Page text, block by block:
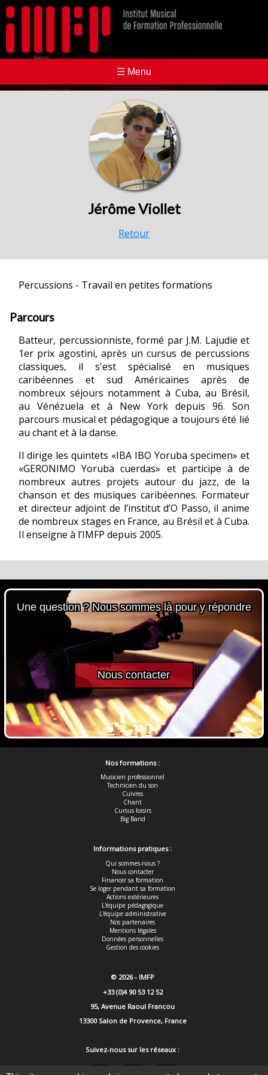
☰ Menu
Jérôme Viollet
Retour
Percussions - Travail en petites formations
Parcours
Batteur, percussionniste, formé par J.M. Lajudie et
1er prix agostini, après un cursus de percussions
classiques, il s'est spécialisé en musiques
caribéennes et sud Américaines après de
nombreux séjours notamment à Cuba, au Brésil,
au Vénézuela et à New York depuis 96. Son
parcours musical et pédagogique a toujours été lié
au chant et à la danse.
Il dirige les quintets «IBA IBO Yoruba specimen» et
«GERONIMO Yoruba cuerdas» et participe à de
nombreux autres projets autour du jazz, de la
chanson et des musiques caribéennes. Formateur
et directeur adjoint de l’institut d’O Passo, il anime
de nombreux stages en France, au Brésil et à Cuba.
Il enseigne à l’IMFP depuis 2005.
Une question ? Nous sommes là pour y répondre
Nous contacter
Nos formations :
Musicien professionnel
Technicien du son
Cuivres
Chant
Cursus loisirs
Big Band
Informations pratiques :
Qui sommes-nous ?
Nous contacter
Financer sa formation
Se loger pendant sa formation
Actions extérieures
L'équipe pédagogique
L'équipe administrative
Nos partenaires
Mentions légales
Données personnelles
Gestion des cookies
© 2026 - IMFP
+33 (0)4 90 53 12 52
95, Avenue Raoul Francou
13300 Salon de Provence, France
Suivez-nous sur les réseaux :